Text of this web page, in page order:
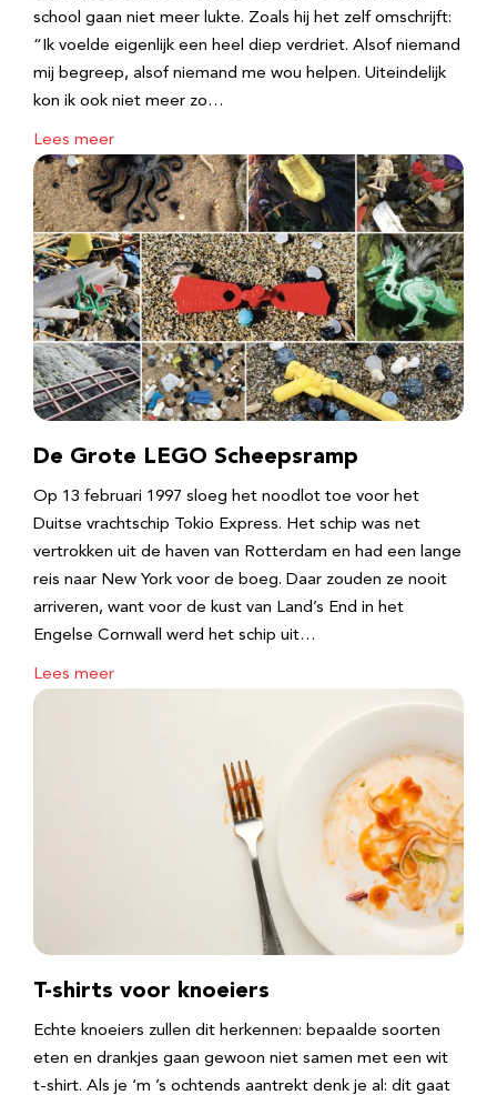
school gaan niet meer lukte. Zoals hij het zelf omschrijft:
“Ik voelde eigenlijk een heel diep verdriet. Alsof niemand
mij begreep, alsof niemand me wou helpen. Uiteindelijk
kon ik ook niet meer zo…
Lees meer
De Grote LEGO Scheepsramp
Op 13 februari 1997 sloeg het noodlot toe voor het
Duitse vrachtschip Tokio Express. Het schip was net
vertrokken uit de haven van Rotterdam en had een lange
reis naar New York voor de boeg. Daar zouden ze nooit
arriveren, want voor de kust van Land’s End in het
Engelse Cornwall werd het schip uit…
Lees meer
T-shirts voor knoeiers
Echte knoeiers zullen dit herkennen: bepaalde soorten
eten en drankjes gaan gewoon niet samen met een wit
t-shirt. Als je ‘m ’s ochtends aantrekt denk je al: dit gaat